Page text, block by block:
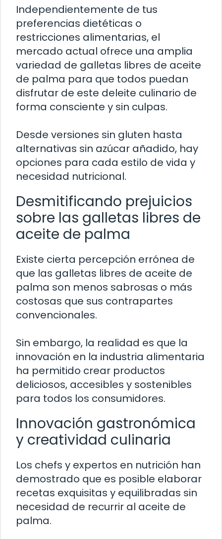
Independientemente de tus
preferencias dietéticas o
restricciones alimentarias, el
mercado actual ofrece una amplia
variedad de galletas libres de aceite
de palma para que todos puedan
disfrutar de este deleite culinario de
forma consciente y sin culpas.
Desde versiones sin gluten hasta
alternativas sin azúcar añadido, hay
opciones para cada estilo de vida y
necesidad nutricional.
Desmitificando prejuicios
sobre las galletas libres de
aceite de palma
Existe cierta percepción errónea de
que las galletas libres de aceite de
palma son menos sabrosas o más
costosas que sus contrapartes
convencionales.
Sin embargo, la realidad es que la
innovación en la industria alimentaria
ha permitido crear productos
deliciosos, accesibles y sostenibles
para todos los consumidores.
Innovación gastronómica
y creatividad culinaria
Los chefs y expertos en nutrición han
demostrado que es posible elaborar
recetas exquisitas y equilibradas sin
necesidad de recurrir al aceite de
palma.